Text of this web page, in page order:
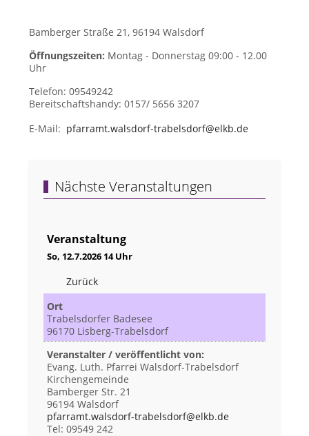
Bamberger Straße 21, 96194 Walsdorf
Öffnungszeiten: Montag - Donnerstag 09:00 - 12.00
Uhr
Telefon: 09549242
Bereitschaftshandy: 0157/ 5656 3207
E-Mail: pfarramt.walsdorf-trabelsdorf@elkb.de
Nächste Veranstaltungen
Veranstaltung
So, 12.7.2026 14 Uhr
Zurück
Ort
Trabelsdorfer Badesee
96170 Lisberg-Trabelsdorf
Veranstalter / veröffentlicht von:
Evang. Luth. Pfarrei Walsdorf-Trabelsdorf
Kirchengemeinde
Bamberger Str. 21
96194 Walsdorf
pfarramt.walsdorf-trabelsdorf@elkb.de
Tel: 09549 242